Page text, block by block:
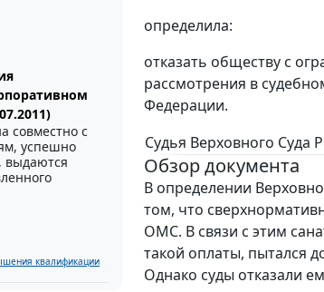
совместно с
успешно
выдаются
квалификации
определила:
отказать обществу с
рассмотрения в
Федерации.
Судья Верховного Суда
Обзор документа
В определении
том, что
ОМС. В связи с этим
такой оплаты, пытался
Однако суды отказали